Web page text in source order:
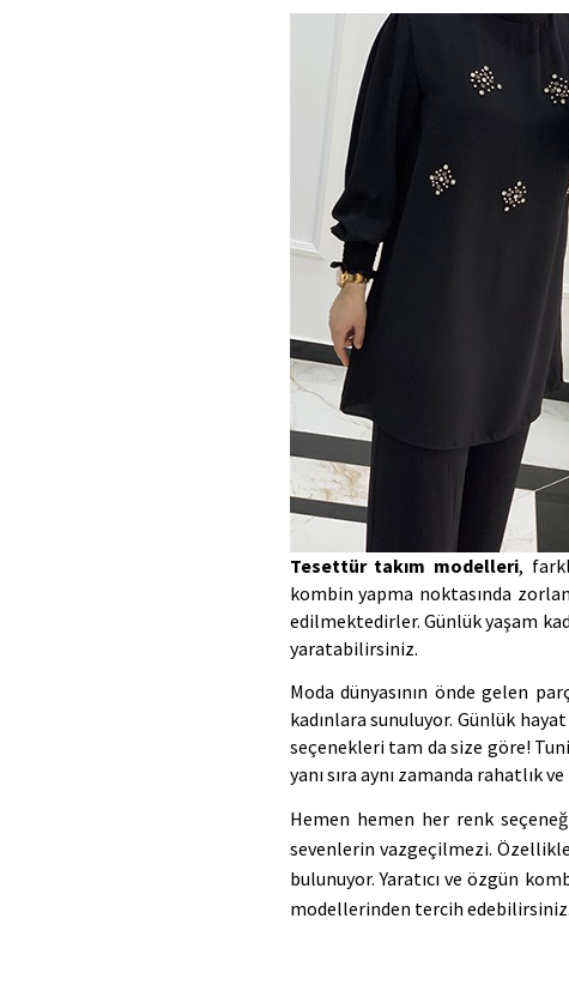
Tesettür takım modelleri,
kombin yapma noktasında
edilmektedirler. Günlük yaşam
yaratabilirsiniz.
Moda dünyasının önde gelen
kadınlara sunuluyor. Günlük
seçenekleri tam da size göre!
yanı sıra aynı zamanda rahatlık
Hemen hemen her renk
sevenlerin vazgeçilmezi.
bulunuyor. Yaratıcı ve özgün
modellerinden tercih edebilirsiniz.